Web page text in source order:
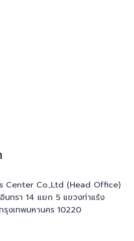
Center Co.,Ltd (Head Office)
นทรา 14 แยก 5 แขวงท่าแร้ง
รุงเทพมหานคร 10220